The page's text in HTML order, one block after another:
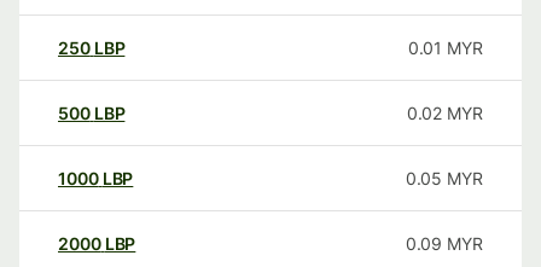
250 LBP 0.01 MYR
500 LBP 0.02 MYR
1000 LBP 0.05 MYR
2000 LBP 0.09 MYR